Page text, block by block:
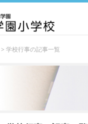
> 学校行事の記事一覧